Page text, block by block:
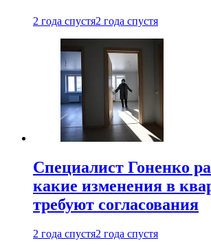
2 года спустя2 года спустя
Специалист Гоненко
какие изменения в
требуют согласования
2 года спустя2 года спустя